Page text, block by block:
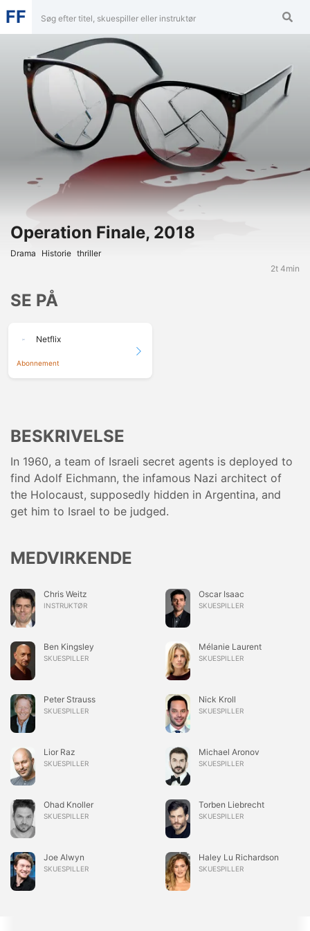
FF
Operation Finale, 2018
Drama Historie Thriller
2t 4min
SE PÅ
Netflix
Abonnement
BESKRIVELSE
In 1960, a team of Israeli secret agents is deployed to
find Adolf Eichmann, the infamous Nazi architect of
the Holocaust, supposedly hidden in Argentina, and
get him to Israel to be judged.
MEDVIRKENDE
Chris Weitz
INSTRUKTØR
Oscar Isaac
SKUESPILLER
Ben Kingsley
SKUESPILLER
Mélanie Laurent
SKUESPILLER
Peter Strauss
SKUESPILLER
Nick Kroll
SKUESPILLER
Lior Raz
SKUESPILLER
Michael Aronov
SKUESPILLER
Ohad Knoller
SKUESPILLER
Torben Liebrecht
SKUESPILLER
Joe Alwyn
SKUESPILLER
Haley Lu Richardson
SKUESPILLER